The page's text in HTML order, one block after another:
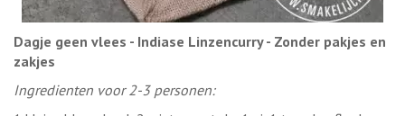
Dagje geen vlees - Indiase Linzencurry - Zonder pakjes en
zakjes
Ingredienten voor 2-3 personen: